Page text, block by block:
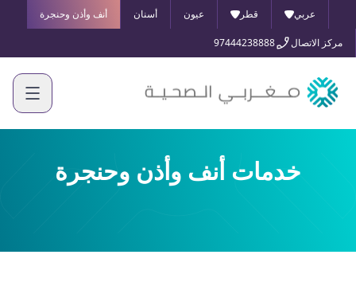
عربي قطر عيون أسنان أنف وأذن وحنجرة
مركز الاتصال 97444238888
خدمات أنف وأذن وحنجرة